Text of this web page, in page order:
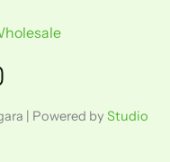
| Powered by Studio